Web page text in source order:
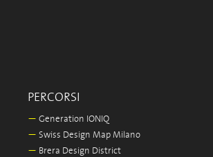
PERCORSI
— Generation IONIQ
— Swiss Design Map Milano
— Brera Design District